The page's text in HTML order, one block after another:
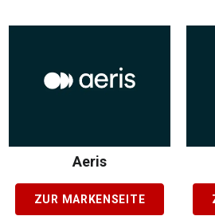
Aeris
ZUR MARKENSEITE